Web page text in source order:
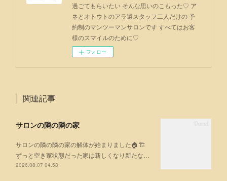
過ごてもらいたい そんな思いのこもった♡ ア
ネとオトウトのアラ還スタッフ二人だけの 予
約制のマンツーマンサロンです すべてはお客
様のスマイルのために♡
フォロー
関連記事
サロンの隣の隣の家
サロンの隣の隣の家の解体が始まりました🏠🏗
ずっと空き家状態だった家は新しくなり新たな…
2026.08.07 04:53